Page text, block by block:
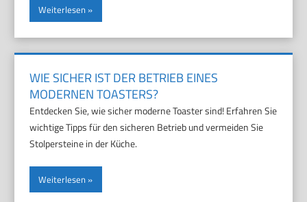
Weiterlesen
WIE SICHER IST DER BETRIEB EINES
MODERNEN TOASTERS?
Entdecken Sie, wie sicher moderne Toaster sind! Erfahren Sie
wichtige Tipps für den sicheren Betrieb und vermeiden Sie
Stolpersteine in der Küche.
Weiterlesen